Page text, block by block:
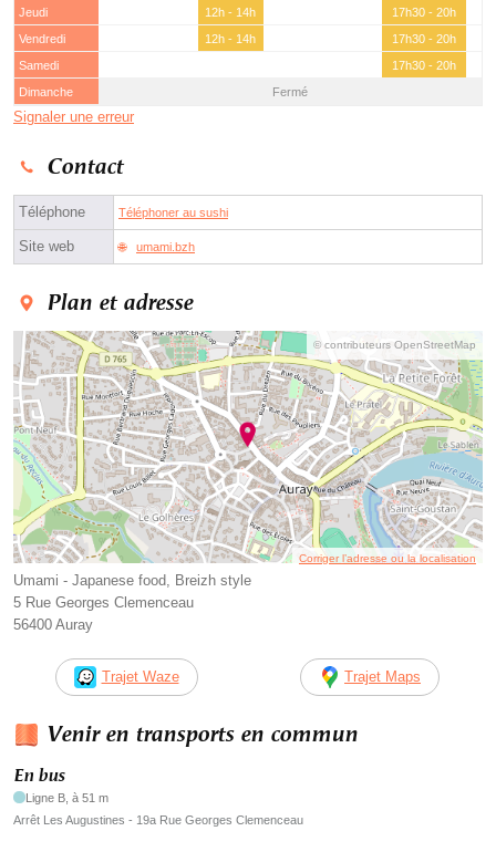
Jeudi
12h - 14h
17h30 - 20h
Vendredi
12h - 14h
17h30 - 20h
Samedi
17h30 - 20h
Dimanche
Fermé
Signaler une erreur
Contact
Téléphone Téléphoner au sushi
Site web umami.bzh
Plan et adresse
© contributeurs OpenStreetMap
Corriger l’adresse ou la localisation
Umami - Japanese food, Breizh style
5 Rue Georges Clemenceau
56400 Auray
Trajet Waze Trajet Maps
Venir en transports en commun
En bus
Ligne B, à 51 m
Arrêt Les Augustines - 19a Rue Georges Clemenceau